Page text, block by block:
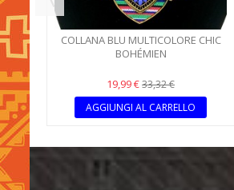
COLLANA BLU MULTICOLORE CHIC
BOHÉMIEN
19,99 €33,32 €
AGGIUNGI AL CARRELLO